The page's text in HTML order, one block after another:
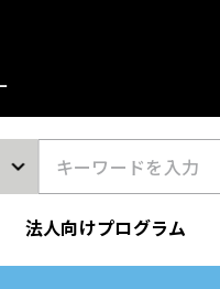
法人向けプログラム